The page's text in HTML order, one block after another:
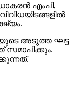
എംപി,
അടുത്ത ഘട്ട
സമാപിക്കും.